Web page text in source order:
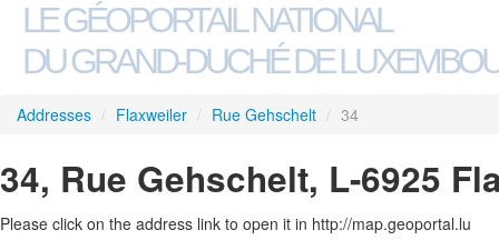
LE GÉOPORTAIL NATIONAL
DU GRAND-DUCHÉ DE
Addresses / Flaxweiler / Rue Gehschelt / 34
34, Rue Gehschelt, L-6925
Please click on the address link to open it in http://map.geoportal.lu